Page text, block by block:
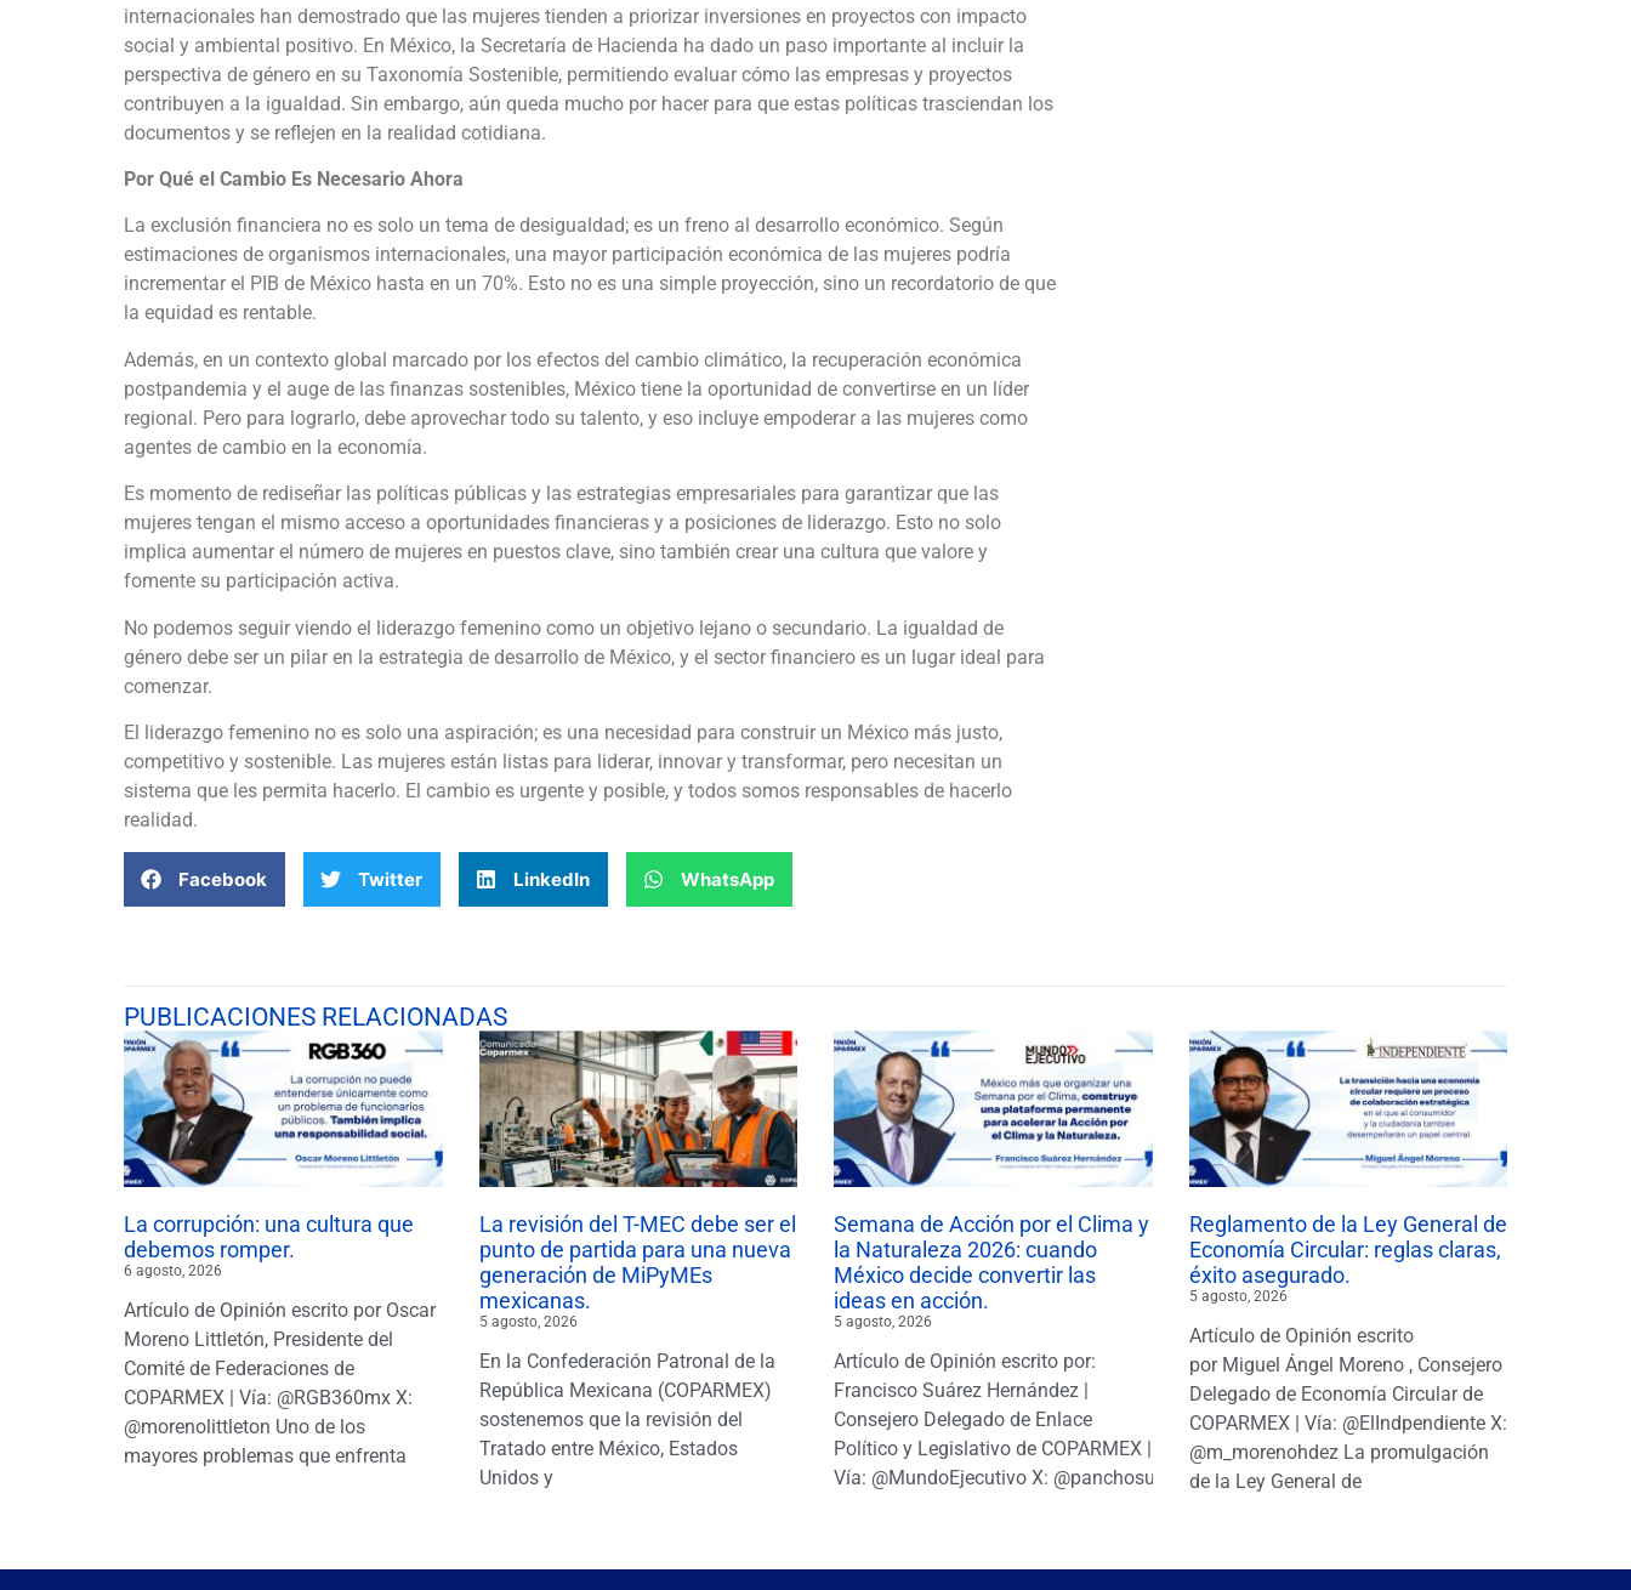
internacionales han demostrado que las mujeres tienden a priorizar inversiones en proyectos con impacto
social y ambiental positivo. En México, la Secretaría de Hacienda ha dado un paso importante al incluir la
perspectiva de género en su Taxonomía Sostenible, permitiendo evaluar cómo las empresas y proyectos
contribuyen a la igualdad. Sin embargo, aún queda mucho por hacer para que estas políticas trasciendan los
documentos y se reflejen en la realidad cotidiana.
Por Qué el Cambio Es Necesario Ahora
La exclusión financiera no es solo un tema de desigualdad; es un freno al desarrollo económico. Según
estimaciones de organismos internacionales, una mayor participación económica de las mujeres podría
incrementar el PIB de México hasta en un 70%. Esto no es una simple proyección, sino un recordatorio de que
la equidad es rentable.
Además, en un contexto global marcado por los efectos del cambio climático, la recuperación económica
postpandemia y el auge de las finanzas sostenibles, México tiene la oportunidad de convertirse en un líder
regional. Pero para lograrlo, debe aprovechar todo su talento, y eso incluye empoderar a las mujeres como
agentes de cambio en la economía.
Es momento de rediseñar las políticas públicas y las estrategias empresariales para garantizar que las
mujeres tengan el mismo acceso a oportunidades financieras y a posiciones de liderazgo. Esto no solo
implica aumentar el número de mujeres en puestos clave, sino también crear una cultura que valore y
fomente su participación activa.
No podemos seguir viendo el liderazgo femenino como un objetivo lejano o secundario. La igualdad de
género debe ser un pilar en la estrategia de desarrollo de México, y el sector financiero es un lugar ideal para
comenzar.
El liderazgo femenino no es solo una aspiración; es una necesidad para construir un México más justo,
competitivo y sostenible. Las mujeres están listas para liderar, innovar y transformar, pero necesitan un
sistema que les permita hacerlo. El cambio es urgente y posible, y todos somos responsables de hacerlo
realidad.
Facebook Twitter LinkedIn WhatsApp
PUBLICACIONES RELACIONADAS
La corrupción: una cultura que
debemos romper.
6 agosto, 2026
Artículo de Opinión escrito por Oscar
Moreno Littletón, Presidente del
Comité de Federaciones de
COPARMEX | Vía: @RGB360mx X:
@morenolittleton Uno de los
mayores problemas que enfrenta
La revisión del T-MEC debe ser el
punto de partida para una nueva
generación de MiPyMEs
mexicanas.
5 agosto, 2026
En la Confederación Patronal de la
República Mexicana (COPARMEX)
sostenemos que la revisión del
Tratado entre México, Estados
Unidos y
Semana de Acción por el Clima y
la Naturaleza 2026: cuando
México decide convertir las
ideas en acción.
5 agosto, 2026
Artículo de Opinión escrito por:
Francisco Suárez Hernández |
Consejero Delegado de Enlace
Político y Legislativo de COPARMEX |
Vía: @MundoEjecutivo X: @panchosuarezh
Reglamento de la Ley General de
Economía Circular: reglas claras,
éxito asegurado.
5 agosto, 2026
Artículo de Opinión escrito
por Miguel Ángel Moreno , Consejero
Delegado de Economía Circular de
COPARMEX | Vía: @ElIndpendiente X:
@m_morenohdez La promulgación
de la Ley General de